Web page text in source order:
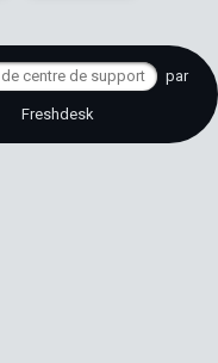
centre de support par
Freshdesk